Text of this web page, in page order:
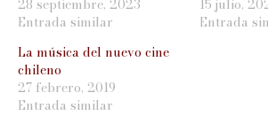
28 septiembre, 2023
Entrada similar
15 julio,
Entrada
La música del nuevo cine
chileno
27 febrero, 2019
Entrada similar